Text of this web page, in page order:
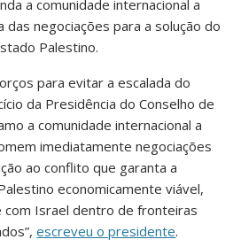
a comunidade internacional a
negociações para a solução do
Palestino.
para evitar a escalada do
da Presidência do Conselho de
a comunidade internacional a
imediatamente negociações
ao conflito que garanta a
economicamente viável,
com Israel dentro de fronteiras
escreveu o presidente.